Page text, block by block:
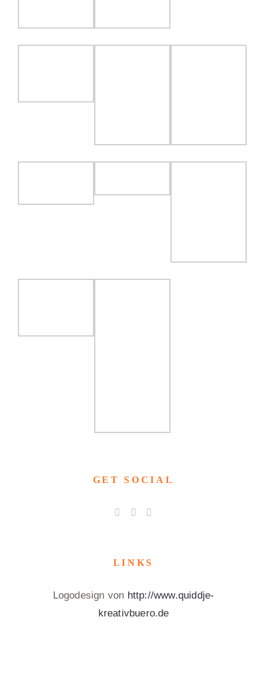
GET SOCIAL
LINKS
Logodesign von http://www.quiddje-
kreativbuero.de